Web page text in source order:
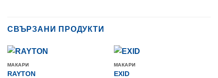
СВЪРЗАНИ ПРОДУКТИ
МАКАРИ
RAYTON
МАКАРИ
EXID